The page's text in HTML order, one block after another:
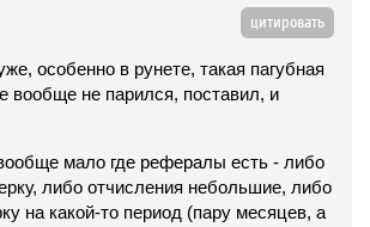
цитировать
особенно в рунете, такая пагубная
вообще не парился, поставил, и
мало где рефералы есть - либо
либо отчисления небольшие, либо
на какой-то период (пару месяцев, а